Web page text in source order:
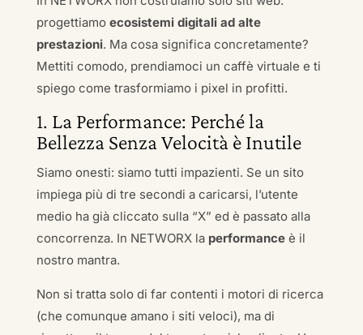
progettiamo ecosistemi digitali ad alte
prestazioni. Ma cosa significa concretamente?
Mettiti comodo, prendiamoci un caffè virtuale e ti
spiego come trasformiamo i pixel in profitti.
1. La Performance: Perché la
Bellezza Senza Velocità è Inutile
Siamo onesti: siamo tutti impazienti. Se un sito
impiega più di tre secondi a caricarsi, l’utente
medio ha già cliccato sulla “X” ed è passato alla
concorrenza. In NETWORX la performanceè il
nostro mantra.
Non si tratta solo di far contenti i motori di ricerca
(che comunque amano i siti veloci), ma di